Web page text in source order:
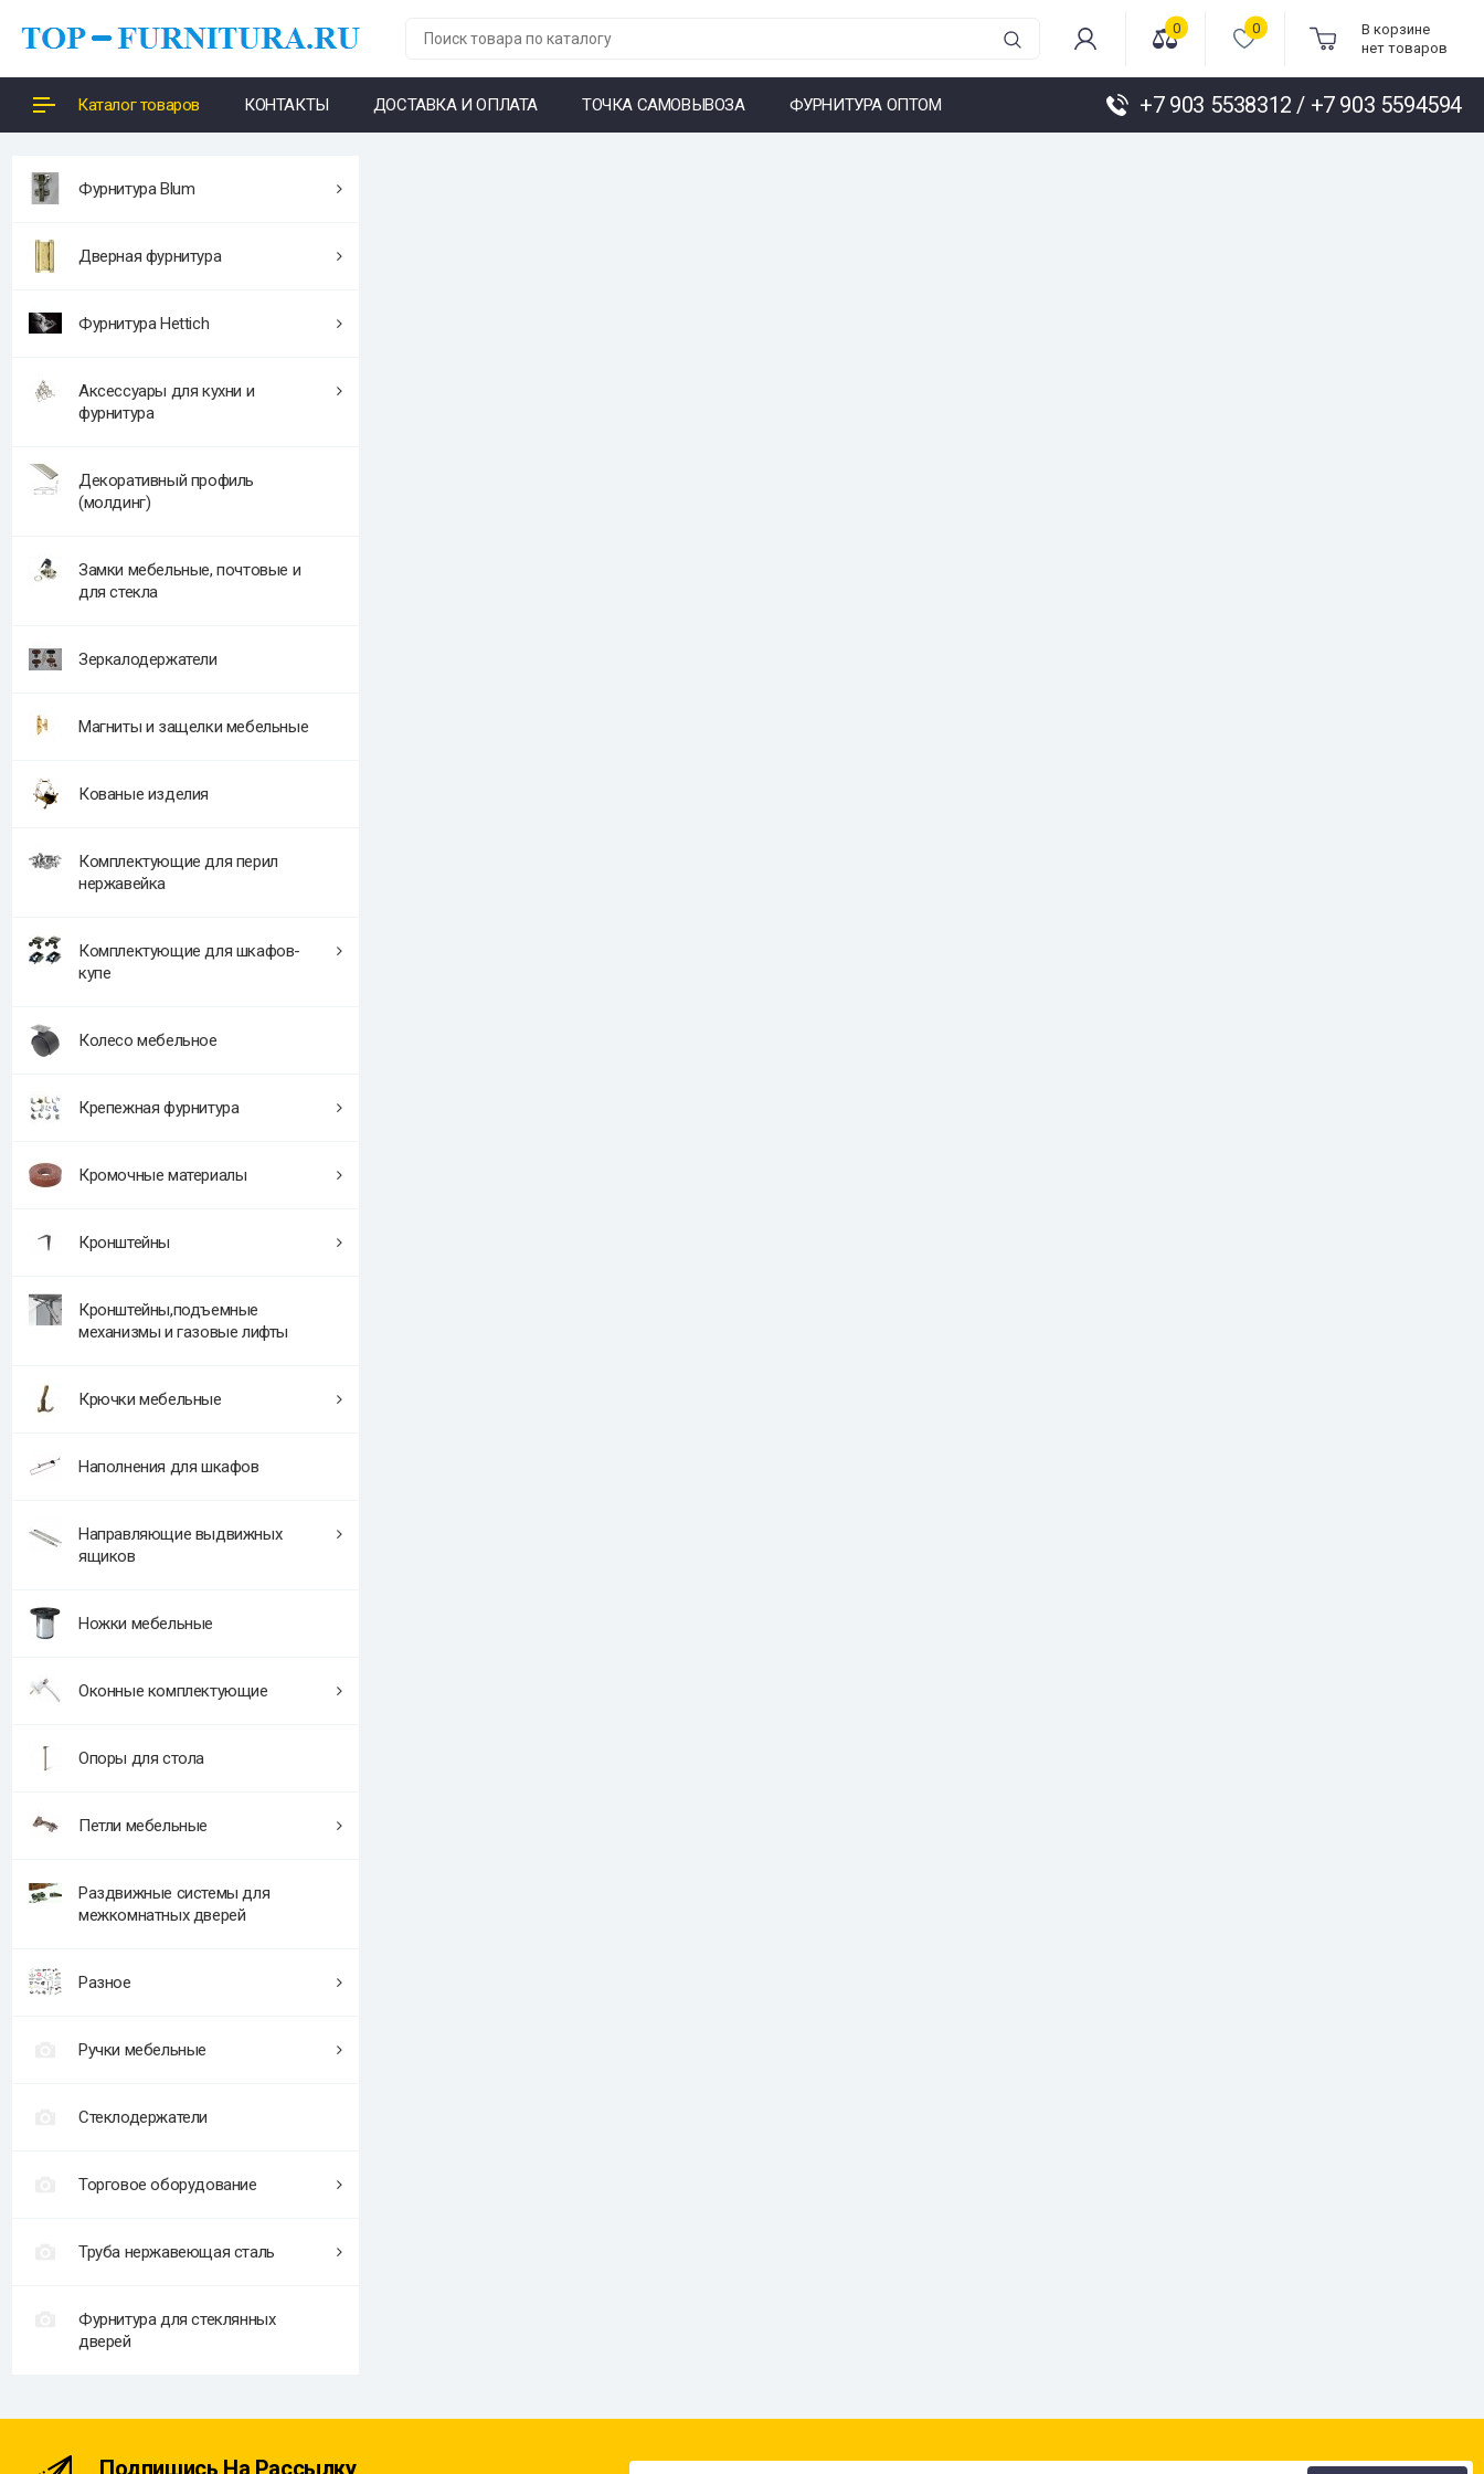
0 0
В корзине
нет товаров
Каталог товаров КОНТАКТЫ ДОСТАВКА И ОПЛАТА ТОЧКА САМОВЫВОЗА ФУРНИТУРА ОПТОМ +7 903 5538312 / +7 903 5594594
Фурнитура Blum
Дверная фурнитура
Фурнитура Hettich
Аксессуары для кухни и
фурнитура
Декоративный профиль
(молдинг)
Замки мебельные, почтовые и
для стекла
Зеркалодержатели
Магниты и защелки мебельные
Кованые изделия
Комплектующие для перил
нержавейка
Комплектующие для шкафов-
купе
Колесо мебельное
Крепежная фурнитура
Кромочные материалы
Кронштейны
Кронштейны,подъемные
механизмы и газовые лифты
Крючки мебельные
Наполнения для шкафов
Направляющие выдвижных
ящиков
Ножки мебельные
Оконные комплектующие
Опоры для стола
Петли мебельные
Раздвижные системы для
межкомнатных дверей
Разное
Ручки мебельные
Стеклодержатели
Торговое оборудование
Труба нержавеющая сталь
Фурнитура для стеклянных
дверей
Подпишись На Рассылку